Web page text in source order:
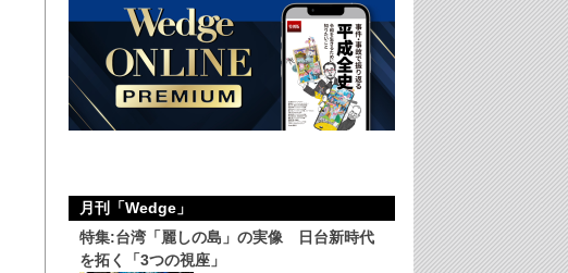
月刊「Wedge」
特集:台湾「麗しの島」の実像 日台新時代
を拓く「3つの視座」